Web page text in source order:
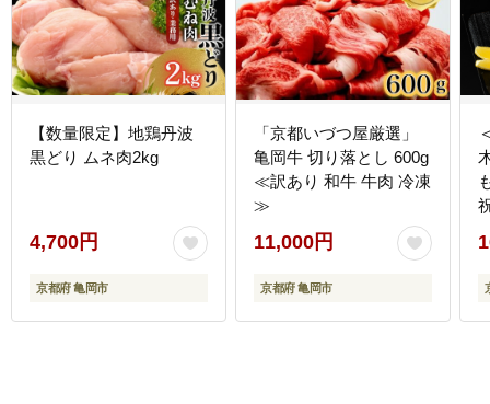
【数量限定】地鶏丹波
黒どり ムネ肉2kg
4,700円
京都府 亀岡市
「京都いづつ屋厳選」
亀岡牛 切り落とし 600g
≪訳あり 和牛 牛肉 冷凍
≫
11,000円
京都府 亀岡市